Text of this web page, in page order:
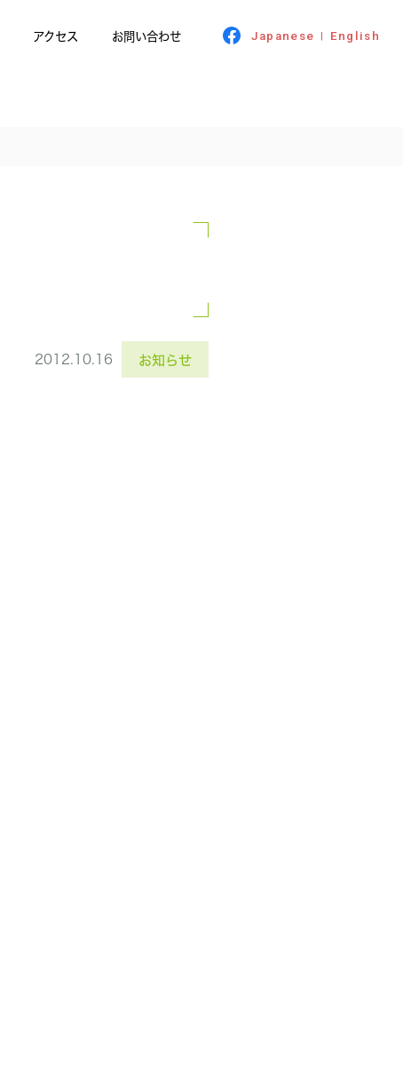
Japanese | English
アクセス お問い合わせ
2012.10.16 お知らせ